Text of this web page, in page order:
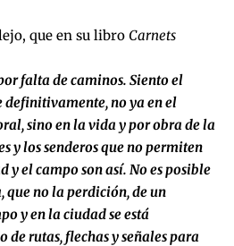
que en su libro Carnets
falta de caminos. Siento el
definitivamente, no ya en el
sino en la vida y por obra de la
y los senderos que no permiten
y el campo son así. No es posible
que no la perdición, de un
y en la ciudad se está
de rutas, flechas y señales para